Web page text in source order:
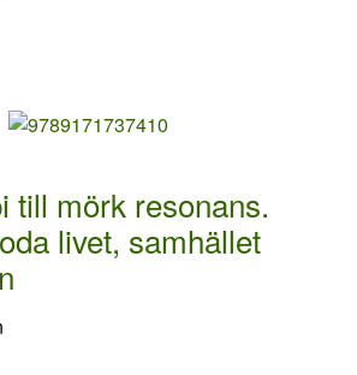
till mörk resonans.
livet, samhället